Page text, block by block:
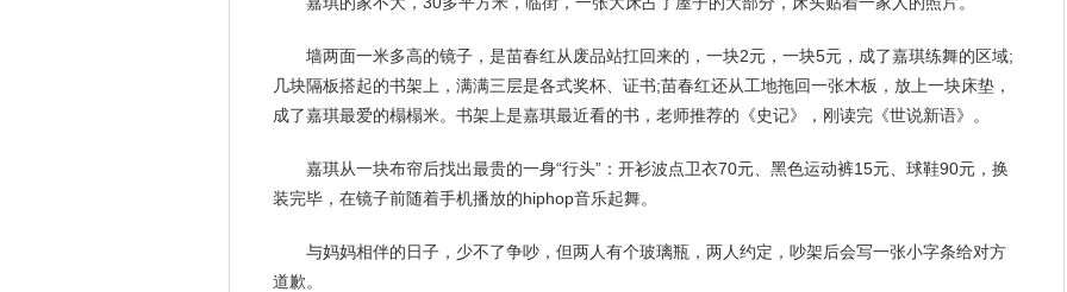
墙两面一米多高的镜子，是苗春红从废品站扛回来的，一块2元，一块5元，成了嘉琪练舞的区域;
几块隔板搭起的书架上，满满三层是各式奖杯、证书;苗春红还从工地拖回一张木板，放上一块床垫，
成了嘉琪最爱的榻榻米。书架上是嘉琪最近看的书，老师推荐的《史记》，刚读完《世说新语》。
嘉琪从一块布帘后找出最贵的一身“行头”：开衫波点卫衣70元、黑色运动裤15元、球鞋90元，换
装完毕，在镜子前随着手机播放的hiphop音乐起舞。
与妈妈相伴的日子，少不了争吵，但两人有个玻璃瓶，两人约定 ，吵架后会写一张小字条给对方
道歉。